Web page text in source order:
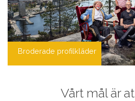
Broderade profilkläder
Vårt mål är